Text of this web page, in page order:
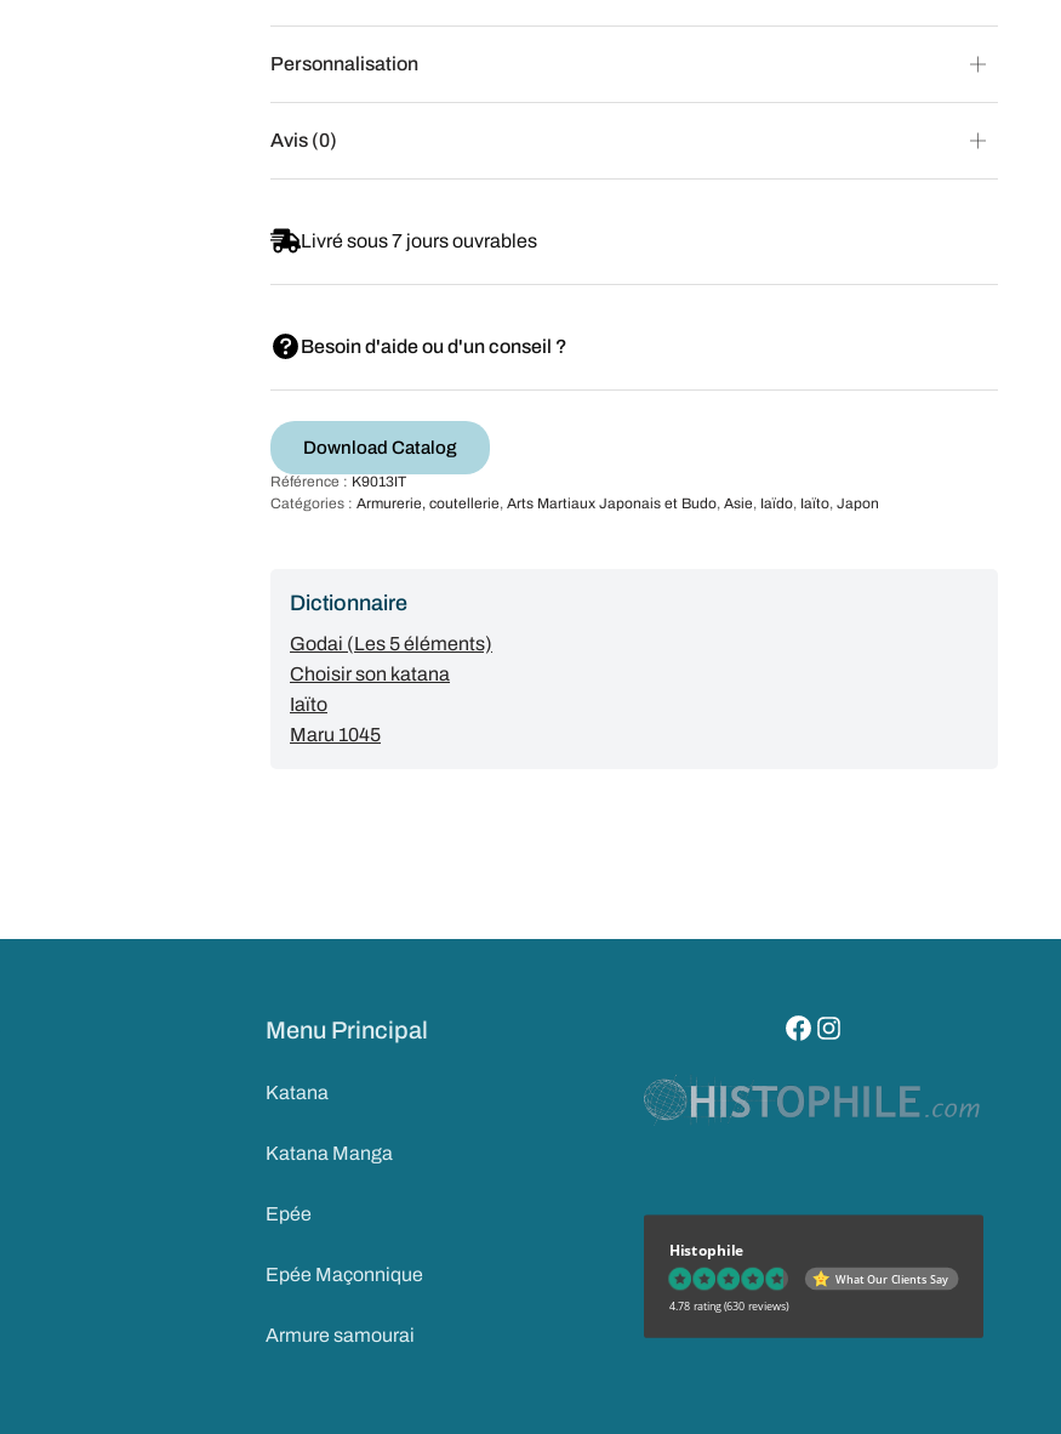
Personnalisation
Avis (0)
Livré sous 7 jours ouvrables
Besoin d'aide ou d'un conseil ?
Download Catalog
Référence : K9013IT
Catégories : Armurerie, coutellerie, Arts Martiaux Japonais et Budo, Asie, Iaïdo, Iaïto, Japon
Dictionnaire
Godai (Les 5 éléments)
Choisir son katana
Iaïto
Maru 1045
Menu Principal
Katana
Katana Manga
Epée
Epée Maçonnique
Armure samourai
visitez notre page facebook
suivez notre compte
Histophile
What Our Clients Say
4.78 rating (630 reviews)